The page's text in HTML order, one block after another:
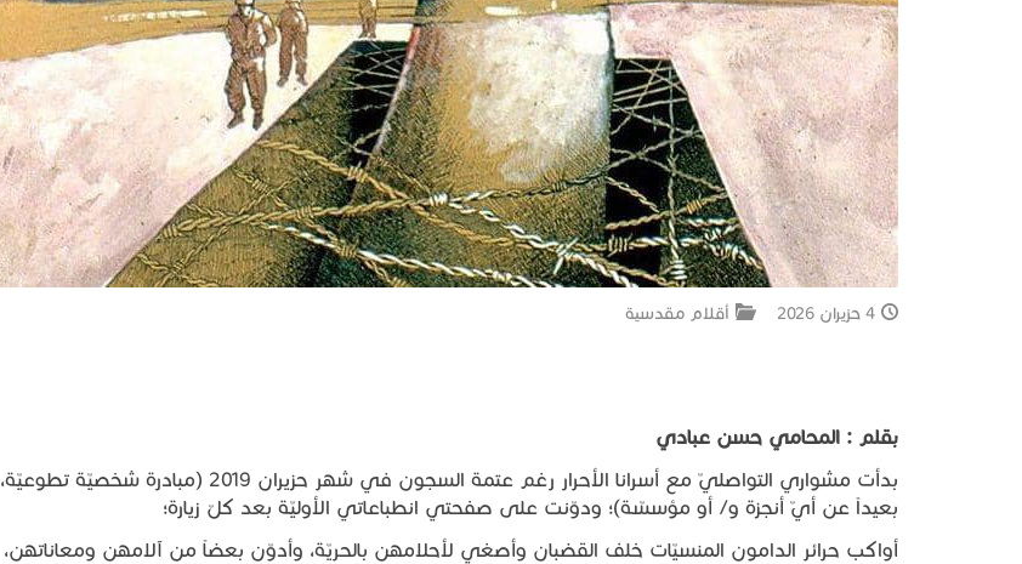
4 حزيران 2026 أقلام مقدسية
بقلم : المحامي حسن عبادي
بدأت مشواري التواصليّ مع أسرانا الأحرار رغم عتمة السجون في شهر حزيران 2019 (مبادرة شخصيّة تطوعيّة،
بعيداً عن أيّ أنجزة و/ أو مؤسسّة)؛ ودوّنت على صفحتي انطباعاتي الأوليّة بعد كلّ زيارة؛
أواكب حرائر الدامون المنسيّات خلف القضبان وأصغي لأحلامهن بالحريّة، وأدوّن بعضاً من آلامهن ومعاناتهن،